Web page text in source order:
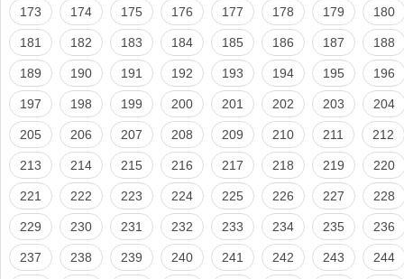
173 174 175 176 177 178 179 180
181 182 183 184 185 186 187 188
189 190 191 192 193 194 195 196
197 198 199 200 201 202 203 204
205 206 207 208 209 210 211 212
213 214 215 216 217 218 219 220
221 222 223 224 225 226 227 228
229 230 231 232 233 234 235 236
237 238 239 240 241 242 243 244